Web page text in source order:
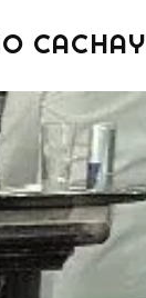
CACHAY